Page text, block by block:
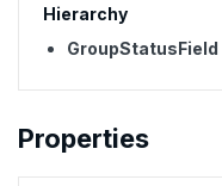
Hierarchy
GroupStatusField
Properties